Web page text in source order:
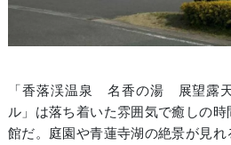
「香落渓温泉 名香の湯 展望露
ル」は落ち着いた雰囲気で癒しの
館だ。庭園や青蓮寺湖の絶景が見